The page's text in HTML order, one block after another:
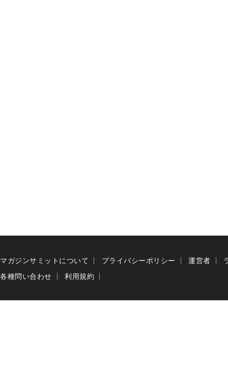
マガジンサミットについて プライバシーポリシー 運営者
各種問い合わせ
利用規約